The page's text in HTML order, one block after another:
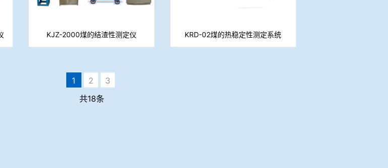
KJZ-2000煤的结渣性测定仪 KRD-02煤的热稳定性测定系统
1 2
3
共18条